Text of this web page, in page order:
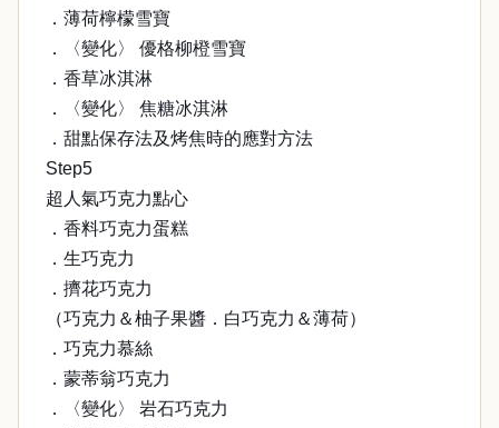
．薄荷檸檬雪寶
．〈變化〉 優格柳橙雪寶
．香草冰淇淋
．〈變化〉 焦糖冰淇淋
．甜點保存法及烤焦時的應對方法
Step5
超人氣巧克力點心
．香料巧克力蛋糕
．生巧克力
．擠花巧克力
（巧克力＆柚子果醬．白巧克力＆薄荷）
．巧克力慕絲
．蒙蒂翁巧克力
．〈變化〉 岩石巧克力